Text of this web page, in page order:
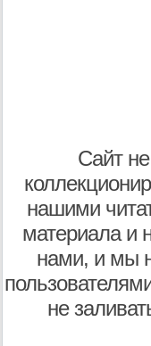
Сайт
нашими
материала и
нами, и мы
не